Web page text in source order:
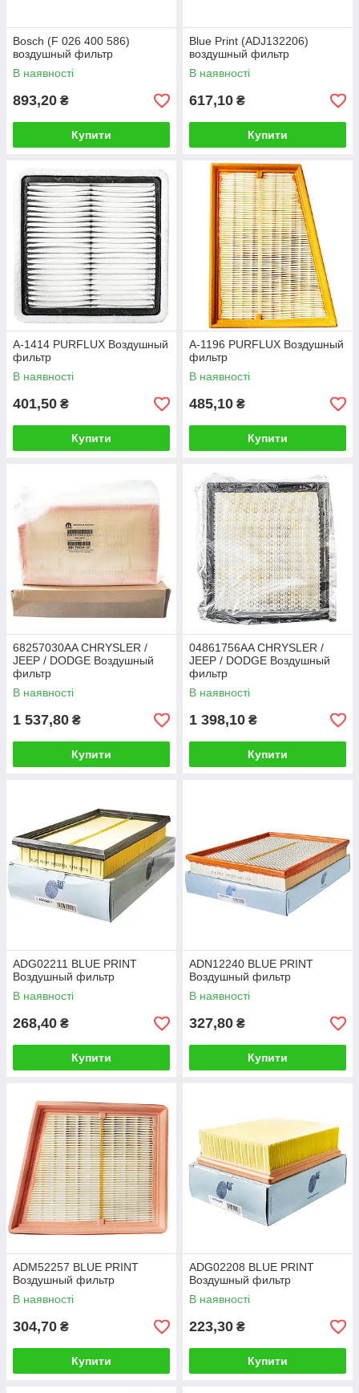
Bosch (F 026 400 586)
воздушный фильтр
В наявності
893,20 ₴
Купити
Blue Print (ADJ132206)
воздушный фильтр
В наявності
617,10 ₴
Купити
A-1414 PURFLUX Воздушный
фильтр
В наявності
401,50 ₴
Купити
A-1196 PURFLUX Воздушный
фильтр
В наявності
485,10 ₴
Купити
68257030AA CHRYSLER /
JEEP / DODGE Воздушный
фильтр
В наявності
1 537,80 ₴
Купити
04861756AA CHRYSLER /
JEEP / DODGE Воздушный
фильтр
В наявності
1 398,10 ₴
Купити
ADG02211 BLUE PRINT
Воздушный фильтр
В наявності
268,40 ₴
Купити
ADN12240 BLUE PRINT
Воздушный фильтр
В наявності
327,80 ₴
Купити
ADM52257 BLUE PRINT
Воздушный фильтр
В наявності
304,70 ₴
Купити
ADG02208 BLUE PRINT
Воздушный фильтр
В наявності
223,30 ₴
Купити